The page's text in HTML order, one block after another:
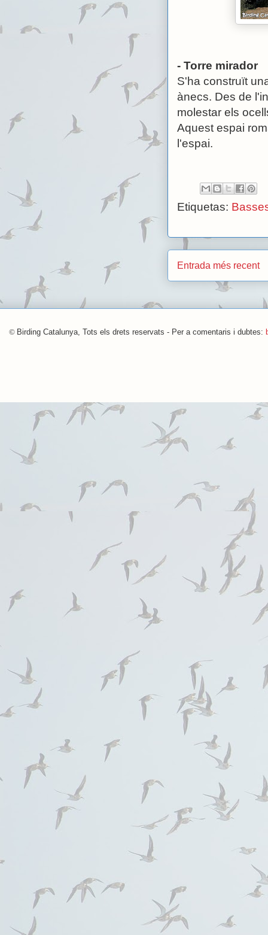
- Torre mirador
S'ha construït
ànecs. Des de
molestar els
Aquest espai
l'espai.
Etiquetas:
Entrada més recent
© Birding Catalunya, Tots els drets reservats - Per a comentaris i dubtes: